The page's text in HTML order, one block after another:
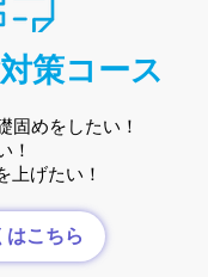
策コース
固めをしたい！
！
上げたい！
はこちら